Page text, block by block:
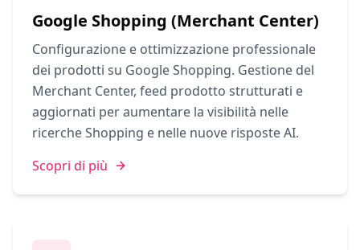
Google Shopping (Merchant Center)
Configurazione e ottimizzazione professionale
dei prodotti su Google Shopping. Gestione del
Merchant Center, feed prodotto strutturati e
aggiornati per aumentare la visibilità nelle
ricerche Shopping e nelle nuove risposte AI.
Scopri di più